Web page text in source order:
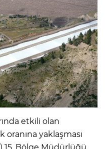
etkili olan
oranına yaklaşması